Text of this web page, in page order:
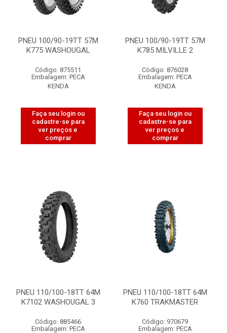
PNEU 100/90-19TT 57M
K775 WASHOUGAL
Código: 875511
Embalagem: PECA
KENDA
Faça seu login ou
cadastre-se para
ver preços e
comprar
PNEU 100/90-19TT 57M
K785 MILVILLE 2
Código: 876028
Embalagem: PECA
KENDA
Faça seu login ou
cadastre-se para
ver preços e
comprar
PNEU 110/100-18TT 64M
K7102 WASHOUGAL 3
Código: 885466
Embalagem: PECA
PNEU 110/100-18TT 64M
K760 TRAKMASTER
Código: 970679
Embalagem: PECA